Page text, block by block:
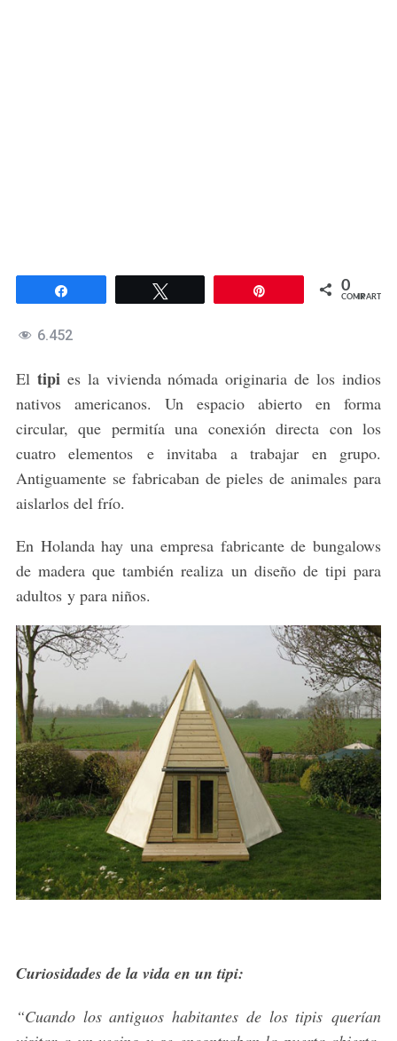
0
COMPARTIR
6.452
El tipies la vivienda nómada originaria de los indios
nativos americanos. Un espacio abierto en forma
circular, que permitía una conexión directa con los
cuatro elementos e invitaba a trabajar en grupo.
Antiguamente se fabricaban de pieles de animales para
aislarlos del frío.
En Holanda hay una empresa fabricante de bungalows
de madera que también realiza un diseño de tipi para
adultos y para niños.
Curiosidades de la vida en un tipi:
“Cuando los antiguos habitantes de los tipis querían